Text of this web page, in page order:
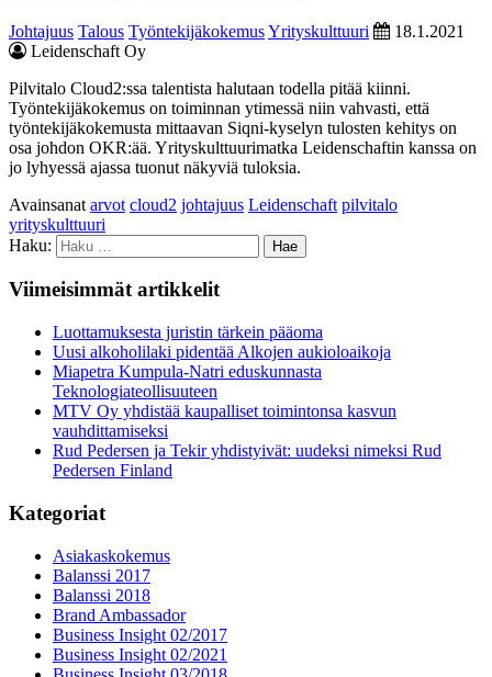
Johtajuus Talous TyöntekijäkokemusYrityskulttuuri
18.1.2021
Leidenschaft Oy
Pilvitalo Cloud2:ssa talentista halutaan todella pitää kiinni.
Työntekijäkokemus on toiminnan ytimessä niin vahvasti, että
työntekijäkokemusta mittaavan Siqni-kyselyn tulosten kehitys on
osa johdon OKR:ää. Yrityskulttuurimatka Leidenschaftin kanssa on
jo lyhyessä ajassa tuonut näkyviä tuloksia.
Avainsanat arvot cloud2 johtajuus Leidenschaft pilvitalo
yrityskulttuuri
Haku:
Viimeisimmät artikkelit
Luottamuksesta juristin tärkein pääoma
Uusi alkoholilaki pidentää Alkojen aukioloaikoja
Miapetra Kumpula-Natri eduskunnasta
Teknologiateollisuuteen
MTV Oy yhdistää kaupalliset toimintonsa kasvun
vauhdittamiseksi
Rud Pedersen ja Tekir yhdistyivät: uudeksi nimeksi Rud
Pedersen Finland
Kategoriat
Asiakaskokemus
Balanssi 2017
Balanssi 2018
Brand Ambassador
Business Insight 02/2017
Business Insight 02/2021